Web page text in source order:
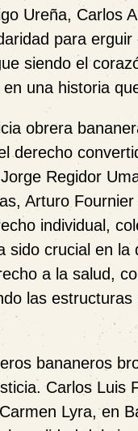
Ureña, Carlos
para
siendo el
una historia
obrera
derecho
Regidor
Arturo
individual,
sido crucial en
a la salud,
las
bananeros
Carlos Luis
Lyra, en